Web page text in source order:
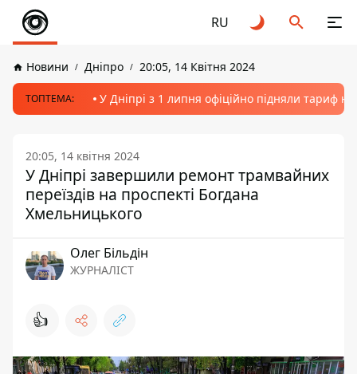
RU
Новини Дніпро 20:05, 14 Квітня 2024
ТОПТЕМА: У Дніпрі з 1 липня офіційно підняли тариф
20:05, 14 квітня 2024
У Дніпрі завершили ремонт трамвайних
переїздів на проспекті Богдана
Хмельницького
Олег Більдін
ЖУРНАЛІСТ
👍